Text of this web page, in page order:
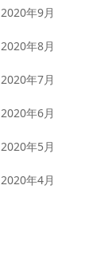
2020年9月
2020年8月
2020年7月
2020年6月
2020年5月
2020年4月